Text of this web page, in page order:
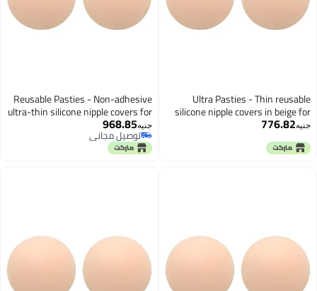
Ultra Pasties - Thin
silicone nipple covers in
women, non-
provides comfort, two
for brides, dancers, and
Reusable Pasties - Non-adhesive
ultra-thin silicone nipple covers for
women in natural beige tone,
durable two pack set offering
invisible protection and confidence
968.85
توصيل مجاني
توصيل مجاني